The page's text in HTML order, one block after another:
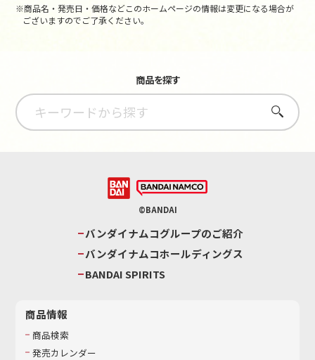
※商品名・発売日・価格などこのホームページの情報は変更になる場合が
ございますのでご了承ください。
商品を探す
さがす
©BANDAI
バンダイナムコグループのご紹介
バンダイナムコホールディングス
BANDAI SPIRITS
商品情報
商品検索
発売カレンダー